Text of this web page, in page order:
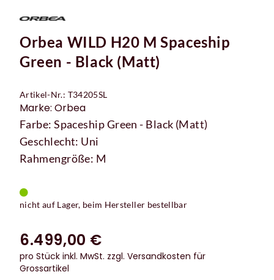
Orbea WILD H20 M Spaceship
Green - Black (Matt)
Artikel-Nr.: T34205SL
Marke: Orbea
Farbe: Spaceship Green - Black (Matt)
Geschlecht: Uni
Rahmengröße: M
nicht auf Lager, beim Hersteller bestellbar
6.499,00 €
pro Stück inkl. MwSt. zzgl. Versandkosten für
Grossartikel